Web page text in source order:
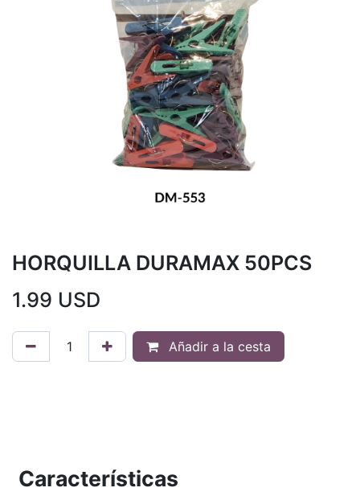
HORQUILLA DURAMAX 50PCS
1.99 USD
Añadir a la cesta
Características